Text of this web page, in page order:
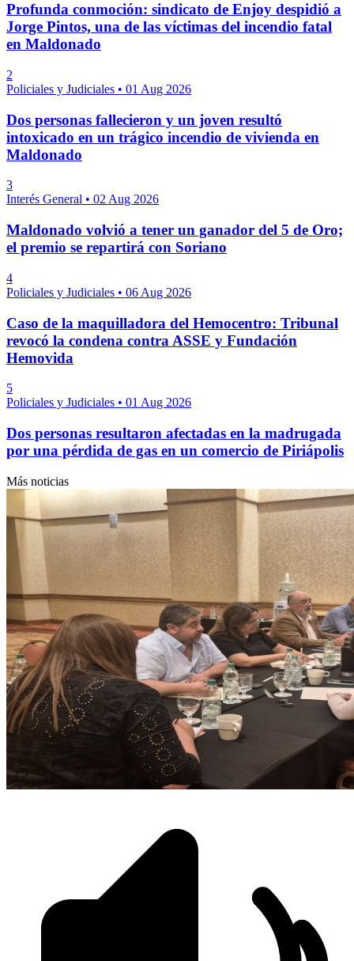
Profunda conmoción: sindicato de Enjoy despidió a
Jorge Pintos, una de las víctimas del incendio fatal
en Maldonado
2
Policiales y Judiciales • 01 Aug 2026
Dos personas fallecieron y un joven resultó
intoxicado en un trágico incendio de vivienda en
Maldonado
3
Interés General • 02 Aug 2026
Maldonado volvió a tener un ganador del 5 de Oro;
el premio se repartirá con Soriano
4
Policiales y Judiciales • 06 Aug 2026
Caso de la maquilladora del Hemocentro: Tribunal
revocó la condena contra ASSE y Fundación
Hemovida
5
Policiales y Judiciales • 01 Aug 2026
Dos personas resultaron afectadas en la madrugada
por una pérdida de gas en un comercio de Piriápolis
Más noticias